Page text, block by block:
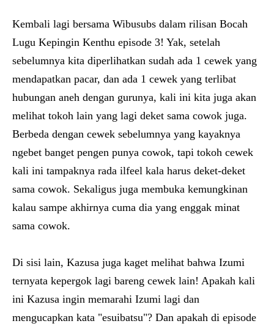
Kembali lagi bersama Wibusubs dalam rilisan Bocah
Lugu Kepingin Kenthu episode 3! Yak, setelah
sebelumnya kita diperlihatkan sudah ada 1 cewek yang
mendapatkan pacar, dan ada 1 cewek yang terlibat
hubungan aneh dengan gurunya, kali ini kita juga akan
melihat tokoh lain yang lagi deket sama cowok juga.
Berbeda dengan cewek sebelumnya yang kayaknya
ngebet banget pengen punya cowok, tapi tokoh cewek
kali ini tampaknya rada ilfeel kala harus deket-deket
sama cowok. Sekaligus juga membuka kemungkinan
kalau sampe akhirnya cuma dia yang enggak minat
sama cowok.
Di sisi lain, Kazusa juga kaget melihat bahwa Izumi
ternyata kepergok lagi bareng cewek lain! Apakah kali
ini Kazusa ingin memarahi Izumi lagi dan
mengucapkan kata "esuibatsu"? Dan apakah di episode